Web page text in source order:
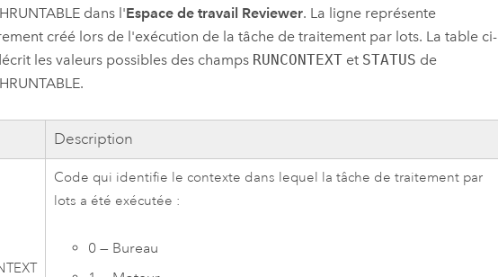
dans l'Espace de travail Reviewer. La ligne représente
créé lors de l'exécution de la tâche de traitement par lots. La table ci-
les valeurs possibles des champs RUNCONTEXTet STATUS de
Description
Code qui identifie le contexte dans lequel la tâche de traitement par
lots a été exécutée :
0 — Bureau